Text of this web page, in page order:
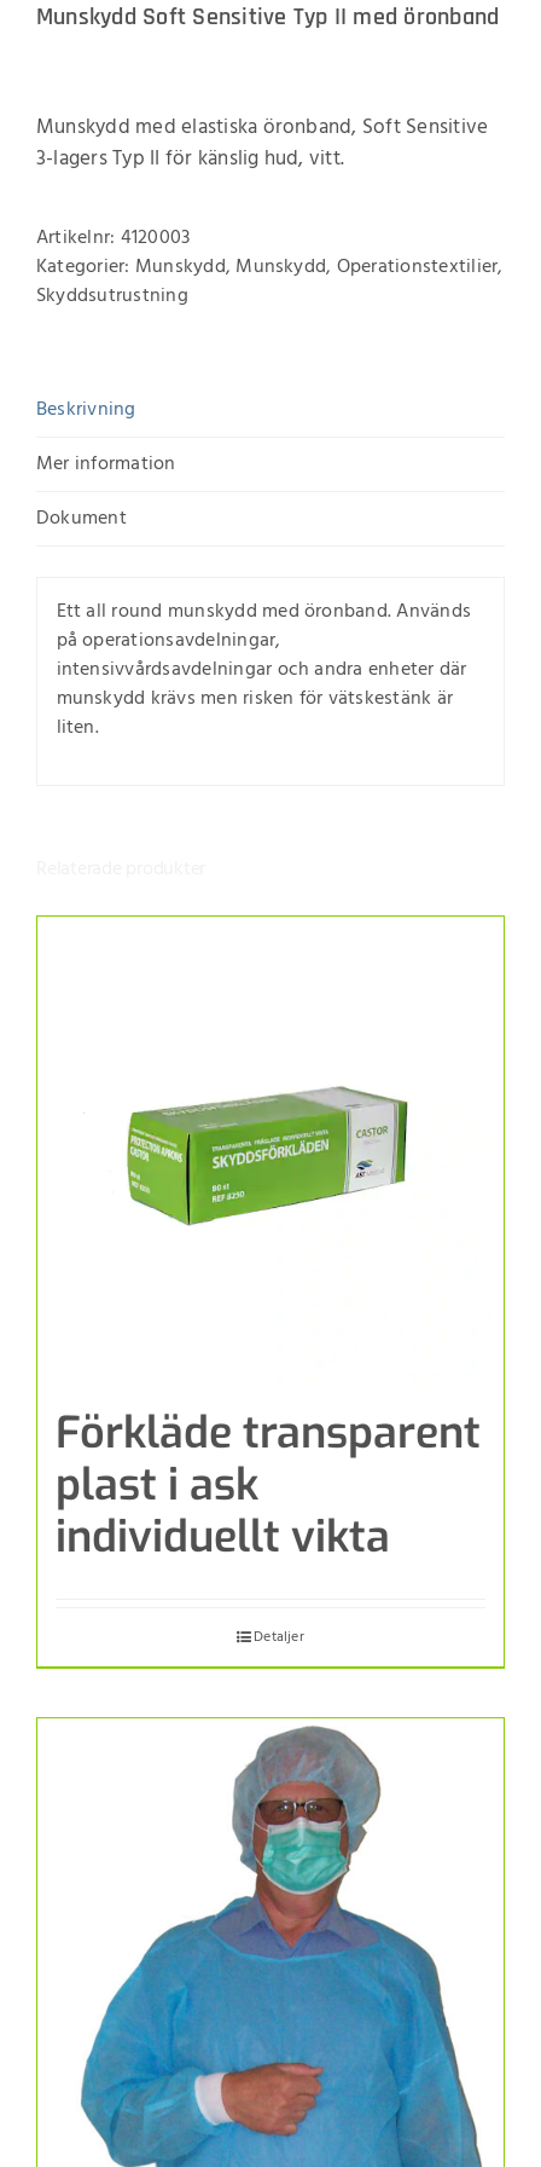
Munskydd Soft Sensitive Typ II med öronband
Munskydd med elastiska öronband, Soft Sensitive
3-lagers Typ II för känslig hud, vitt.
Artikelnr: 4120003
Kategorier: Munskydd, Munskydd, Operationstextilier,
Skyddsutrustning
Beskrivning
Mer information
Dokument
Ett all round munskydd med öronband. Används
på operationsavdelningar,
intensivvårdsavdelningar och andra enheter där
munskydd krävs men risken för vätskestänk är
liten.
Förkläde transparent
plast i ask
individuellt vikta
Detaljer